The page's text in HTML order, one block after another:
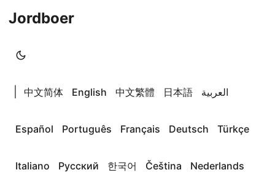
Jordboer
中文简体 English 中文繁體 日本語 العربية
Español Português Français Deutsch Türkçe
Italiano Русский 한국어 Čeština Nederlands